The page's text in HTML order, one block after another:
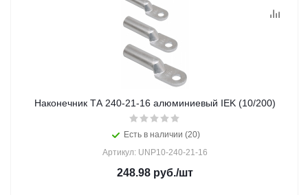
Наконечник ТА 240-21-16 алюминиевый IEK (10/200)
Есть в наличии (20)
Артикул: UNP10-240-21-16
248.98руб./шт